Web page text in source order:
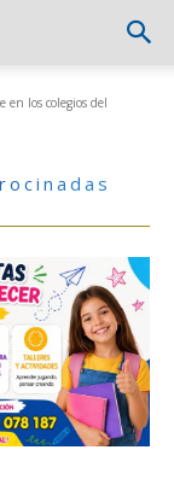
en los colegios del